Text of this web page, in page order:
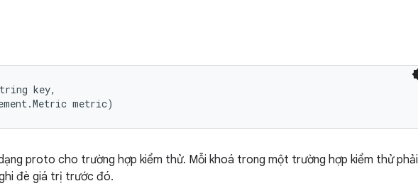
key,
metric)
proto cho trường hợp kiểm thử. Mỗi khoá trong một trường hợp kiểm thử phải
đè giá trị trước đó.